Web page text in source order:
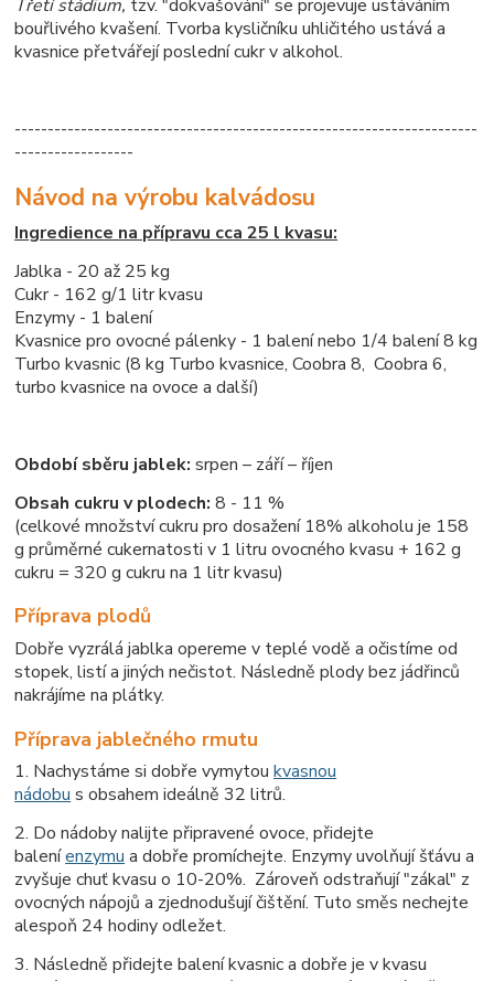
Třetí stádium, tzv. "dokvašování" se projevuje ustáváním
bouřlivého kvašení. Tvorba kysličníku uhličitého ustává a
kvasnice přetvářejí poslední cukr v alkohol.
----------------------------------------------------------------------
------------------
Návod na výrobu kalvádosu
Ingredience na přípravu cca 25 l kvasu:
Jablka - 20 až 25 kg
Cukr - 162 g/1 litr kvasu
Enzymy - 1 balení
Kvasnice pro ovocné pálenky - 1 balení nebo 1/4 balení 8 kg
Turbo kvasnic (8 kg Turbo kvasnice, Coobra 8, Coobra 6,
turbo kvasnice na ovoce a další)
Období sběru jablek: srpen – září – říjen
Obsah cukru v plodech:8 - 11 %
(celkové množství cukru pro dosažení 18% alkoholu je 158
g průměrné cukernatosti v 1 litru ovocného kvasu + 162 g
cukru = 320 g cukru na 1 litr kvasu)
Příprava plodů
Dobře vyzrálá jablka opereme v teplé vodě a očistíme od
stopek, listí a jiných nečistot. Následně plody bez jádřinců
nakrájíme na plátky.
Příprava jablečného rmutu
1. Nachystáme si dobře vymytoukvasnou
nádobus obsahem ideálně 32 litrů.
2. Do nádoby nalijte připravené ovoce, přidejte
baleníenzymua dobře promíchejte. Enzymy uvolňují šťávu a
zvyšuje chuť kvasu o 10-20%. Zároveň odstraňují "zákal" z
ovocných nápojů a zjednodušují čištění. Tuto směs nechejte
alespoň 24 hodiny odležet.
3. Následně přidejte balení kvasnic a dobře je v kvasu